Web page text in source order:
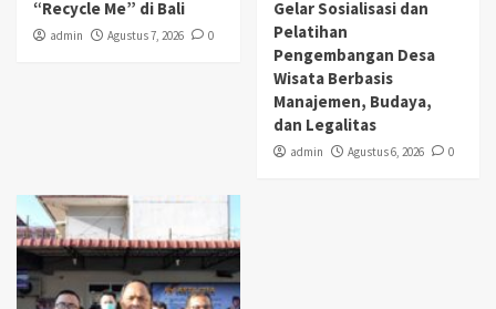
“Recycle Me” di Bali
admin Agustus 7, 2026 0
Gelar Sosialisasi dan
Pelatihan
Pengembangan Desa
Wisata Berbasis
Manajemen, Budaya,
dan Legalitas
admin Agustus 6, 2026 0